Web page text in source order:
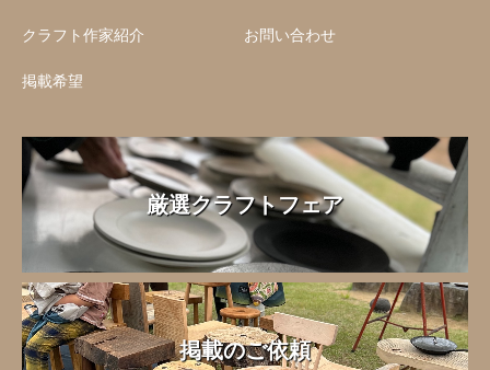
クラフト作家紹介
掲載希望
お問い合わせ
厳選クラフトフェア
掲載のご依頼